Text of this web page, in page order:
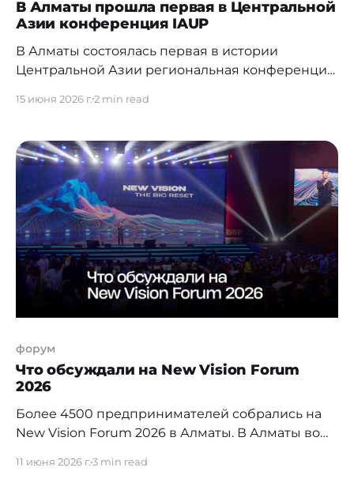
В Алматы прошла первая в Центральной
Азии конференция IAUP
В Алматы состоялась первая в истории
Центральной Азии региональная конференция
университетов (IAUP) — одного из крупнейших
Мероприятие на тему «Impact-driven
universities: Education, Leadership and Societal
Change» прошло 12–13 июня на площадке Almaty
Management University (AlmaU) и собрало более
100 руководителей университетов,
представителей международных
15 июня 2026 г.2 min read
форум
Что обсуждали на New Vision Forum
2026
Более 4500 предпринимателей собрались на
New Vision Forum 2026 в Алматы. В Алматы во
11 июня 2026 г.3 min read